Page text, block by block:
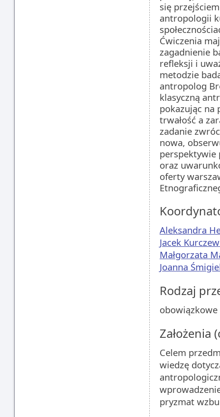
się
antropologii
Ćwiczenia
zagadnienie
refleksji i
metodzie
antropolog
klasyczną
pokazując na
trwałość a
zadanie
nowa,
perspektywie
oraz
oferty
Aleksandra
Jacek
Małgorzata
Joanna
Rodzaj
obowiązkowe
Założenia
Celem
wiedzę
pryzmat